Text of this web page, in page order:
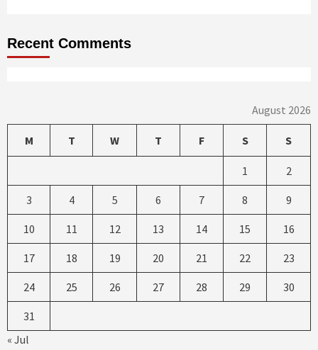
Recent Comments
August 2026
M T W T F S S
1 2
3 4 5 6 7 8 9
10 11 12 13 14 15 16
17 18 19 20 21 22 23
24 25 26 27 28 29 30
31
« Jul